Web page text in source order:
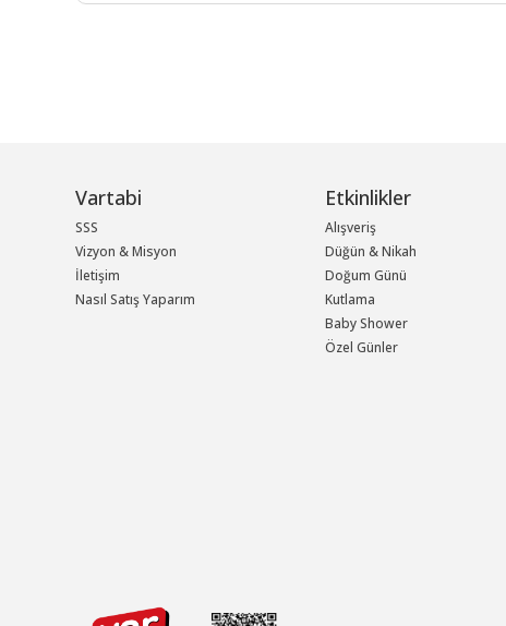
Vartabi
SSS
Vizyon & Misyon
İletişim
Nasıl Satış Yaparım
Etkinlikler
Alışveriş
Düğün & Nikah
Doğum Günü
Kutlama
Baby Shower
Özel Günler